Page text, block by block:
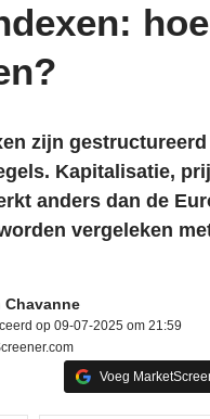
zijn
Kapitalisatie,
anders dan de
vergeleken
Chavanne
op 09-07-2025 om 21:59
Voeg